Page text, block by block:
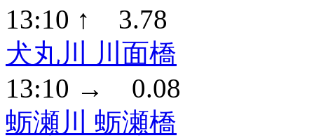
13:10 ↑ 3.78
犬丸川 川面橋
13:10 → 0.08
蛎瀬川 蛎瀬橋